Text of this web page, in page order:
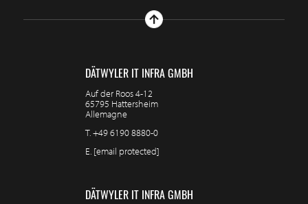
DÄTWYLER IT INFRA GMBH
Auf der Roos 4-12
65795 Hattersheim
Allemagne
T.+49 6190 8880-0
E. [email protected]
DÄTWYLER IT INFRA GMBH